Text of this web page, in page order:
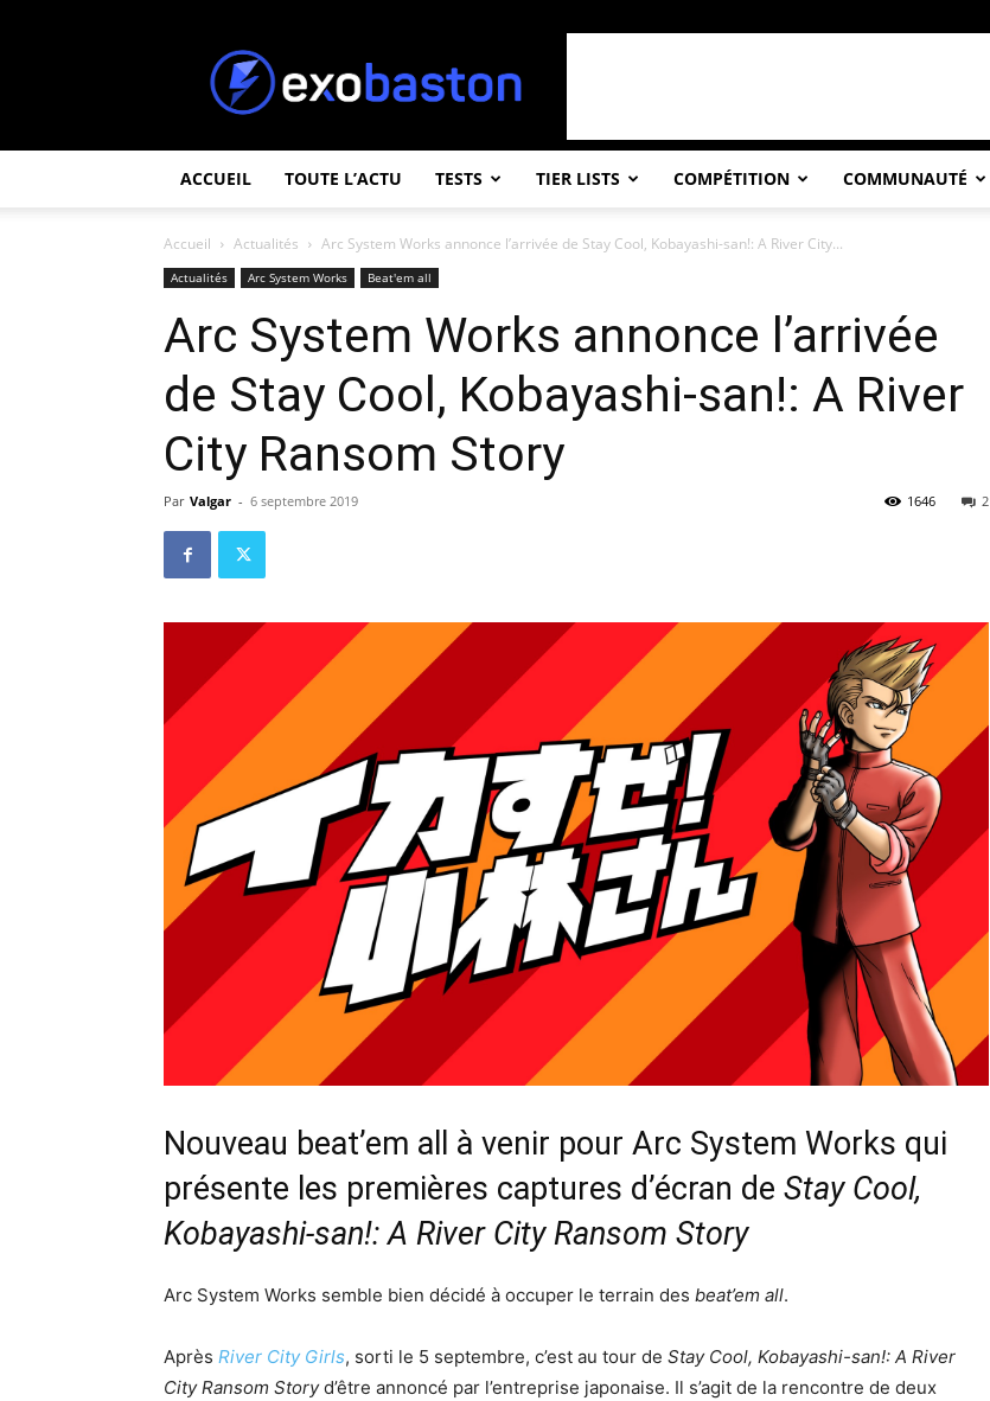
ACCUEIL TOUTE L’ACTU TESTS TIER LISTS COMPÉTITION COMMUNAUTÉ
Accueil Actualités Arc System Works annonce l’arrivée de Stay Cool, Kobayashi-san!: A River City...
Actualités Arc System Works Beat'em all
Arc System Works annonce l’arrivée
de Stay Cool, Kobayashi-san!: A River
City Ransom Story
Par Valgar - 6 septembre 2019 2
1646
Nouveau beat’em all à venir pour Arc System Works qui
présente les premières captures d’écran de Stay Cool,
Kobayashi-san!: A River City Ransom Story
Arc System Works semble bien décidé à occuper le terrain des beat’em all.
Après River City Girls, sorti le 5 septembre, c’est au tour de Stay Cool, Kobayashi-san!: A River
City Ransom Storyd’être annoncé par l’entreprise japonaise. Il s’agit de la rencontre de deux